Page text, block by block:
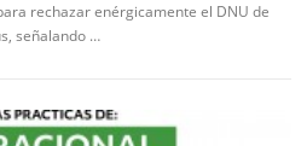
rechazar enérgicamente el DNU de
señalando …